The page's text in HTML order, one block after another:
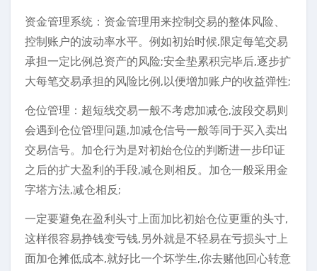
资金管理系统：资金管理用来控制交易的整体风险、
控制账户的波动率水平。例如初始时候,限定每笔交易
承担一定比例总资产的风险;安全垫累积完毕后,逐步扩
大每笔交易承担的风险比例,以便增加账户的收益弹性;
仓位管理：超短线交易一般不考虑加减仓,波段交易则
会遇到仓位管理问题,加减仓信号一般等同于买入卖出
交易信号。加仓行为是对初始仓位的判断进一步印证
之后的扩大盈利的手段,减仓则相反。加仓一般采用金
字塔方法,减仓相反;
一定要避免在盈利头寸上面加比初始仓位更重的头寸,
这样很容易挣钱变亏钱,另外就是不轻易在亏损头寸上
面加仓摊低成本,就好比一个坏学生,你去赌他回心转意